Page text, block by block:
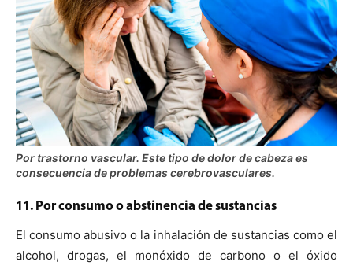
Por trastorno vascular. Este tipo de dolor de cabeza es
consecuencia de problemas cerebrovasculares.
11. Por consumo o abstinencia de sustancias
El consumo abusivo o la inhalación de sustancias como el
alcohol, drogas, el monóxido de carbono o el óxido